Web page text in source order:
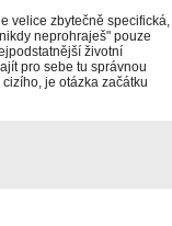
velice zbytečně specifická,
neprohraješ" pouze
životní
pro sebe tu správnou
je otázka začátku